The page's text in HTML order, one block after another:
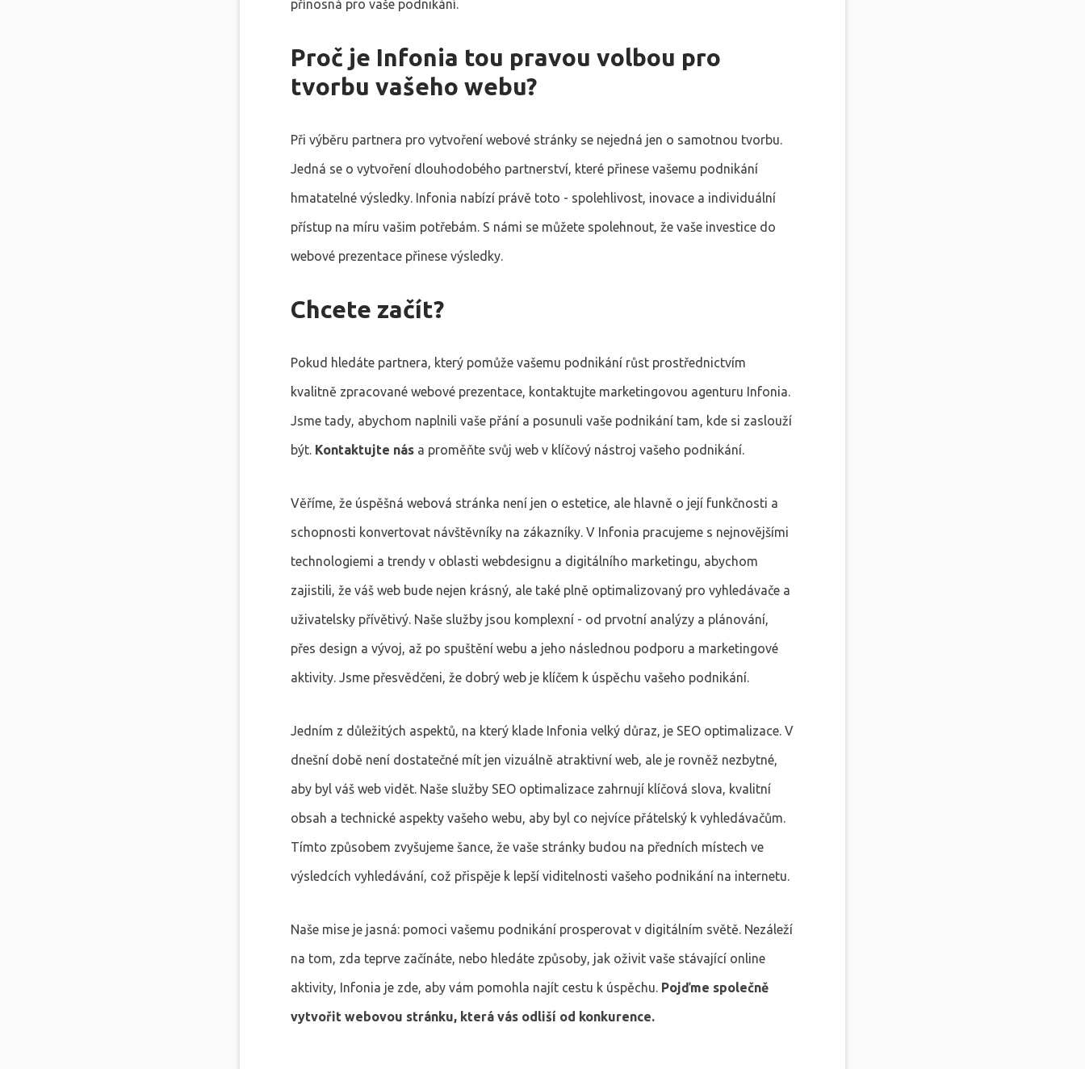
přínosná pro vaše podnikání.
Proč je Infonia tou pravou volbou pro
tvorbu vašeho webu?
Při výběru partnera pro vytvoření webové stránky se nejedná jen o samotnou tvorbu.
Jedná se o vytvoření dlouhodobého partnerství, které přinese vašemu podnikání
hmatatelné výsledky. Infonia nabízí právě toto - spolehlivost, inovace a individuální
přístup na míru vašim potřebám. S námi se můžete spolehnout, že vaše investice do
webové prezentace přinese výsledky.
Chcete začít?
Pokud hledáte partnera, který pomůže vašemu podnikání růst prostřednictvím
kvalitně zpracované webové prezentace, kontaktujte marketingovou agenturu Infonia.
Jsme tady, abychom naplnili vaše přání a posunuli vaše podnikání tam, kde si zaslouží
být. Kontaktujte nás a proměňte svůj web v klíčový nástroj vašeho podnikání.
Věříme, že úspěšná webová stránka není jen o estetice, ale hlavně o její funkčnosti a
schopnosti konvertovat návštěvníky na zákazníky. V Infonia pracujeme s nejnovějšími
technologiemi a trendy v oblasti webdesignu a digitálního marketingu, abychom
zajistili, že váš web bude nejen krásný, ale také plně optimalizovaný pro vyhledávače a
uživatelsky přívětivý. Naše služby jsou komplexní - od prvotní analýzy a plánování,
přes design a vývoj, až po spuštění webu a jeho následnou podporu a marketingové
aktivity. Jsme přesvědčeni, že dobrý web je klíčem k úspěchu vašeho podnikání.
Jedním z důležitých aspektů, na který klade Infonia velký důraz, je SEO optimalizace. V
dnešní době není dostatečné mít jen vizuálně atraktivní web, ale je rovněž nezbytné,
aby byl váš web vidět. Naše služby SEO optimalizace zahrnují klíčová slova, kvalitní
obsah a technické aspekty vašeho webu, aby byl co nejvíce přátelský k vyhledávačům.
Tímto způsobem zvyšujeme šance, že vaše stránky budou na předních místech ve
výsledcích vyhledávání, což přispěje k lepší viditelnosti vašeho podnikání na internetu.
Naše mise je jasná: pomoci vašemu podnikání prosperovat v digitálním světě. Nezáleží
na tom, zda teprve začínáte, nebo hledáte způsoby, jak oživit vaše stávající online
aktivity, Infonia je zde, aby vám pomohla najít cestu k úspěchu. Pojďme společně
vytvořit webovou stránku, která vás odliší od konkurence.